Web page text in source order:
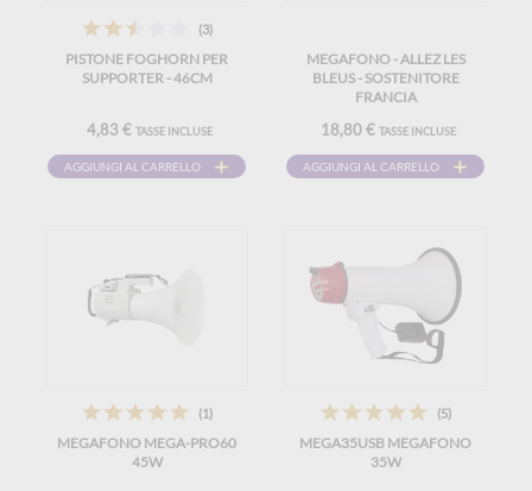
(3)
PISTONE FOGHORN PER
SUPPORTER - 46CM
4,83 € TASSE INCLUSE
AGGIUNGI AL CARRELLO
MEGAFONO - ALLEZ LES
BLEUS - SOSTENITORE
FRANCIA
18,80 € TASSE INCLUSE
AGGIUNGI AL CARRELLO
(1)
MEGAFONO MEGA-PRO60
45W
(5)
MEGA35USB MEGAFONO
35W